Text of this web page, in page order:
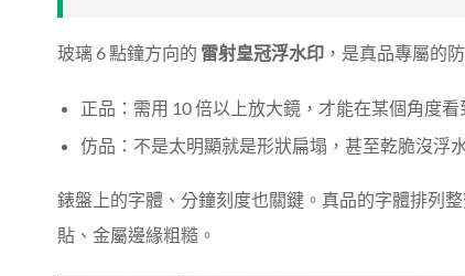
玻璃 6 點鐘方向的 雷射皇冠浮水印 ，是真品專屬的
正品：需用 10 倍以上放大鏡，才能在某個角度看
仿品：不是太明顯就是形狀扁塌，甚至乾脆沒浮
錶盤上的字體、分鐘刻度也關鍵。真品的字體排列
貼、金屬邊緣粗糙。